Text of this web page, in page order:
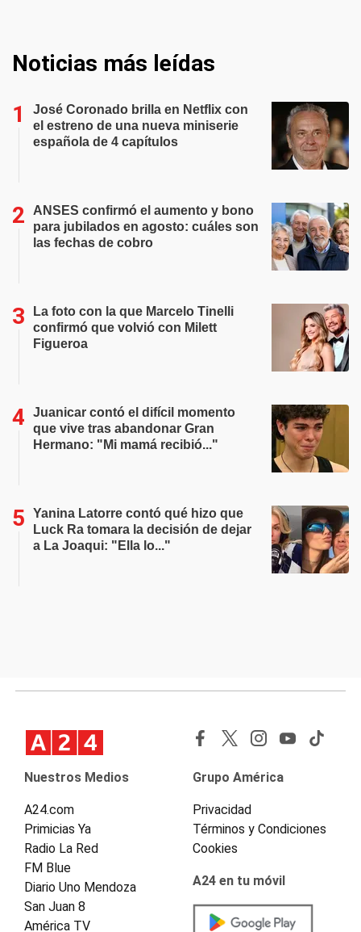
Noticias más leídas
José Coronado brilla en Netflix con
el estreno de una nueva miniserie
española de 4 capítulos
ANSES confirmó el aumento y bono
para jubilados en agosto: cuáles son
las fechas de cobro
La foto con la que Marcelo Tinelli
confirmó que volvió con Milett
Figueroa
Juanicar contó el difícil momento
que vive tras abandonar Gran
Hermano: "Mi mamá recibió..."
Yanina Latorre contó qué hizo que
Luck Ra tomara la decisión de dejar
a La Joaqui: "Ella lo..."
Nuestros Medios
A24.com
Primicias Ya
Radio La Red
FM Blue
Diario Uno Mendoza
San Juan 8
América TV
Grupo América
Privacidad
Términos y Condiciones
Cookies
A24 en tu móvil